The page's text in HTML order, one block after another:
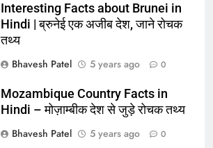
Interesting Facts about Brunei in
Hindi | ब्रुनेई एक अजीब देश, जाने रोचक
तथ्य
Bhavesh Patel
5 years ago 0
Mozambique Country Facts in
Hindi – मोज़ाम्बीक देश से जुड़े रोचक तथ्य
Bhavesh Patel
5 years ago 0